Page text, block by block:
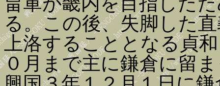
る。この後、失脚した
上洛することとなる貞
０月まで主に鎌倉に留